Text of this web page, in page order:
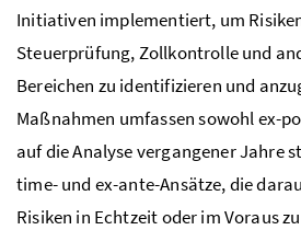
Initiativen implementiert, um
Steuerprüfung, Zollkontrolle und
Bereichen zu identifizieren und
Maßnahmen umfassen sowohl ex-
auf die Analyse vergangener Jahre
time- und ex-ante-Ansätze, die
Risiken in Echtzeit oder im Voraus